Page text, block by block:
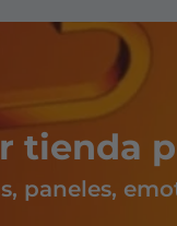
tienda
paneles,